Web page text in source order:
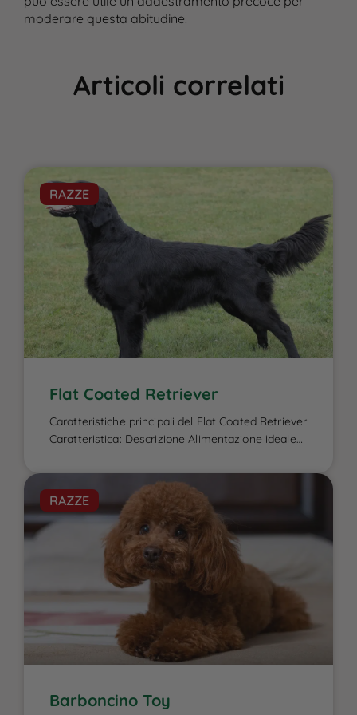
moderare questa abitudine.
Articoli correlati
RAZZE
Flat Coated Retriever
Caratteristiche principali del Flat Coated Retriever
Caratteristica: Descrizione Alimentazione ideale
Flat Coated Retriever è un elemento cruciale per
garantire la sua energia elevata, il benessere
fisico e la salute del mantello, caratteristiche che
lo contraddistinguono. Essendo un cane attivo e
di taglia media-grande, ha bisogno di una dieta
RAZZE
Barboncino Toy